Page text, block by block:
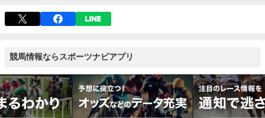
競馬情報ならスポーツナビアプリ